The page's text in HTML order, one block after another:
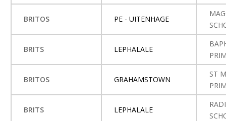
BRITOS PE - UITENHAGE
BRITS LEPHALALE
BRITOS GRAHAMSTOWN
ST
BRITS LEPHALALE